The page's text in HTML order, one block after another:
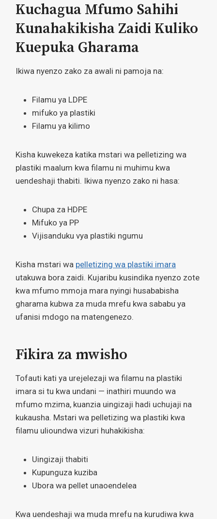
Kuchagua Mfumo Sahihi
Kunahakikisha Zaidi Kuliko
Kuepuka Gharama
Ikiwa nyenzo zako za awali ni pamoja na:
Filamu ya LDPE
mifuko ya plastiki
Filamu ya kilimo
Kisha kuwekeza katika mstari wa pelletizing wa
plastiki maalum kwa filamu ni muhimu kwa
uendeshaji thabiti. Ikiwa nyenzo zako ni hasa:
Chupa za HDPE
Mifuko ya PP
Vijisanduku vya plastiki ngumu
Kisha mstari wa pelletizing wa plastiki imara
utakuwa bora zaidi. Kujaribu kusindika nyenzo zote
kwa mfumo mmoja mara nyingi husababisha
gharama kubwa za muda mrefu kwa sababu ya
ufanisi mdogo na matengenezo.
Fikira za mwisho
Tofauti kati ya urejelezaji wa filamu na plastiki
imara si tu kwa undani — inathiri muundo wa
mfumo mzima, kuanzia uingizaji hadi uchujaji na
kukausha. Mstari wa pelletizing wa plastiki kwa
filamu ulioundwa vizuri huhakikisha:
Uingizaji thabiti
Kupunguza kuziba
Ubora wa pellet unaoendelea
Kwa uendeshaji wa muda mrefu na kurudiwa kwa